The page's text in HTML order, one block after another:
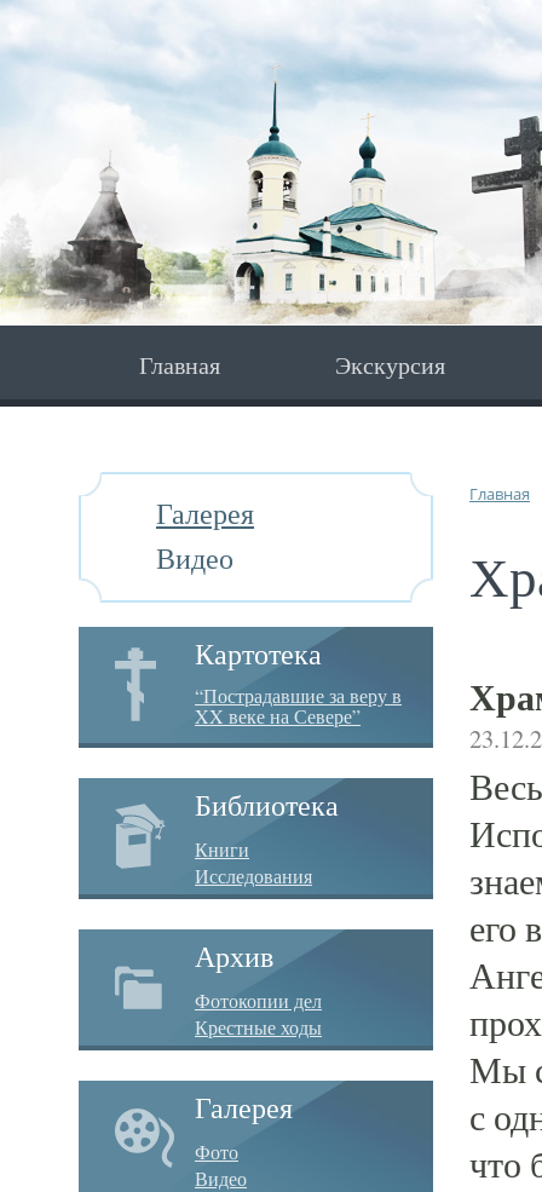
Главная Экскурсия
Галерея
Видео
Картотека
“Пострадавшие за веру в
XX веке на Севере”
Библиотека
Книги
Исследования
Архив
Фотокопии дел
Крестные ходы
Галерея
Фото
Видео
Главная
его
Мы
с
что